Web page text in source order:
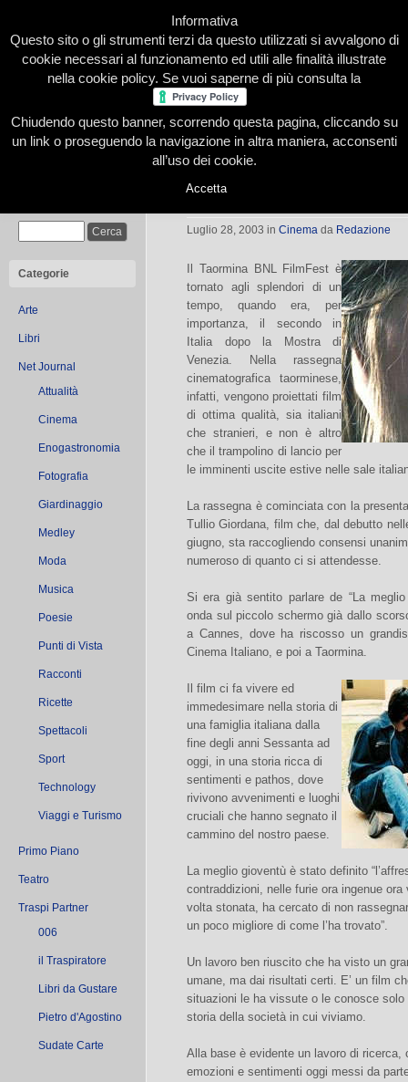
Home Presentazione Redazione Le nostre firme
Categorie
Arte
Libri
Net Journal
Attualità
Cinema
Enogastronomia
Fotografia
Giardinaggio
Medley
Moda
Musica
Poesie
Punti di Vista
Racconti
Ricette
Spettacoli
Sport
Technology
Viaggi e Turismo
Primo Piano
Teatro
Traspi Partner
006
il Traspiratore
Libri da Gustare
Pietro d'Agostino
Sudate Carte
La meglio gioventù
Luglio 28, 2003 in Cinema da Redazione
Il Taormina BNL FilmFest è
tornato agli splendori di un
tempo, quando era, per
importanza, il secondo in
Italia dopo la Mostra di
Venezia. Nella rassegna
cinematografica taorminese,
infatti, vengono proiettati film
di ottima qualità, sia italiani
che stranieri, e non è altro
che il trampolino di lancio per
le imminenti uscite estive nelle sale
La rassegna è cominciata con la
Tullio Giordana, film che, dal debutto
giugno, sta raccogliendo consensi
numeroso di quanto ci si attendesse.
Si era già sentito parlare de “La
onda sul piccolo schermo già dallo
a Cannes, dove ha riscosso un
Cinema Italiano, e poi a Taormina.
Il film ci fa vivere ed
immedesimare nella storia di
una famiglia italiana dalla
fine degli anni Sessanta ad
oggi, in una storia ricca di
sentimenti e pathos, dove
rivivono avvenimenti e luoghi
cruciali che hanno segnato il
cammino del nostro paese.
La meglio gioventù è stato definito
contraddizioni, nelle furie ora ingenue
volta stonata, ha cercato di non
un poco migliore di come l’ha trovato”.
Un lavoro ben riuscito che ha visto un
umane, ma dai risultati certi. E’ un film
situazioni le ha vissute o le conosce
storia della società in cui viviamo.
Alla base è evidente un lavoro di ricerca,
emozioni e sentimenti oggi messi da
Informativa
Questo sito o gli strumenti terzi da questo utilizzati si avvalgono di
cookie necessari al funzionamento ed utili alle finalità illustrate
nella cookie policy. Se vuoi saperne di più consulta la
Chiudendo questo banner, scorrendo questa pagina, cliccando su
un link o proseguendo la navigazione in altra maniera, acconsenti
all’uso dei cookie.
Accetta